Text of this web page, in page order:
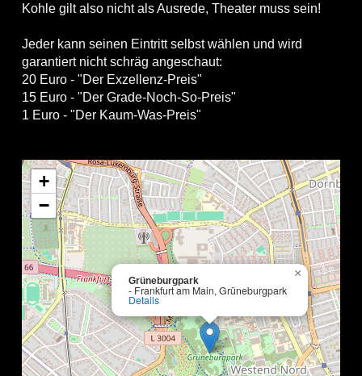
Kohle gilt also nicht als Ausrede, Theater muss sein!
Jeder kann seinen Eintritt selbst wählen und wird
garantiert nicht schräg angeschaut:
20 Euro - "Der Exzellenz-Preis"
15 Euro - "Der Grade-Noch-So-Preis"
1 Euro - "Der Kaum-Was-Preis"
Grüneburgpark
- Frankfurt am Main, Grüneburgpark
Details
×
+
−